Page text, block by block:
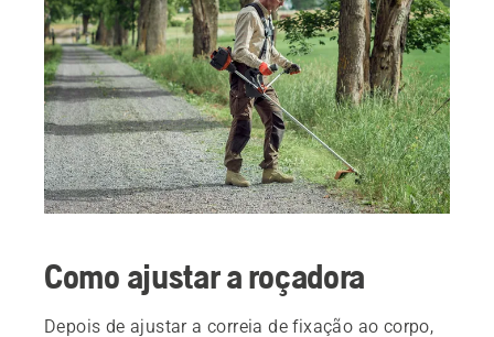
Como ajustar a roçadora
Depois de ajustar a correia de fixação ao corpo,